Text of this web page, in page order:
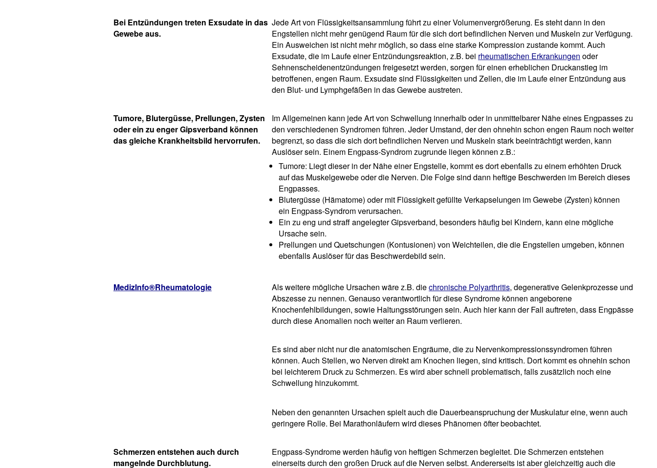
Bei Entzündungen treten Exsudate in das
Gewebe aus.
Jede Art von Flüssigkeitsansammlung führt zu einer Volumenvergrößerung. Es steht dann in den
Engstellen nicht mehr genügend Raum für die sich dort befindlichen Nerven und Muskeln zur Verfügung.
Ein Ausweichen ist nicht mehr möglich, so dass eine starke Kompression zustande kommt. Auch
Exsudate, die im Laufe einer Entzündungsreaktion, z.B. bei rheumatischen Erkrankungen oder
Sehnenscheidenentzündungen freigesetzt werden, sorgen für einen erheblichen Druckanstieg im
betroffenen, engen Raum. Exsudate sind Flüssigkeiten und Zellen, die im Laufe einer Entzündung aus
den Blut- und Lymphgefäßen in das Gewebe austreten.
Tumore, Blutergüsse, Prellungen, Zysten
oder ein zu enger Gipsverband können
das gleiche Krankheitsbild hervorrufen.
Im Allgemeinen kann jede Art von Schwellung innerhalb oder in unmittelbarer Nähe eines Engpasses zu
den verschiedenen Syndromen führen. Jeder Umstand, der den ohnehin schon engen Raum noch weiter
begrenzt, so dass die sich dort befindlichen Nerven und Muskeln stark beeinträchtigt werden, kann
Auslöser sein. Einem Engpass-Syndrom zugrunde liegen können z.B.:
Tumore: Liegt dieser in der Nähe einer Engstelle, kommt es dort ebenfalls zu einem erhöhten Druck
auf das Muskelgewebe oder die Nerven. Die Folge sind dann heftige Beschwerden im Bereich dieses
Engpasses.
Blutergüsse (Hämatome) oder mit Flüssigkeit gefüllte Verkapselungen im Gewebe (Zysten) können
ein Engpass-Syndrom verursachen.
Ein zu eng und straff angelegter Gipsverband, besonders häufig bei Kindern, kann eine mögliche
Ursache sein.
Prellungen und Quetschungen (Kontusionen) von Weichteilen, die die Engstellen umgeben, können
ebenfalls Auslöser für das Beschwerdebild sein.
MedizInfo®Rheumatologie Als weitere mögliche Ursachen wäre z.B. diechronische Polyarthritis, degenerative Gelenkprozesse und
Abszesse zu nennen. Genauso verantwortlich für diese Syndrome können angeborene
Knochenfehlbildungen, sowie Haltungsstörungen sein. Auch hier kann der Fall auftreten, dass Engpässe
durch diese Anomalien noch weiter an Raum verlieren.
Es sind aber nicht nur die anatomischen Engräume, die zu Nervenkompressionssyndromen führen
können. Auch Stellen, wo Nerven direkt am Knochen liegen, sind kritisch. Dort kommt es ohnehin schon
bei leichterem Druck zu Schmerzen. Es wird aber schnell problematisch, falls zusätzlich noch eine
Schwellung hinzukommt.
Neben den genannten Ursachen spielt auch die Dauerbeanspruchung der Muskulatur eine, wenn auch
geringere Rolle. Bei Marathonläufern wird dieses Phänomen öfter beobachtet.
Schmerzen entstehen auch durch
mangelnde Durchblutung.
Engpass-Syndrome werden häufig von heftigen Schmerzen begleitet. Die Schmerzen entstehen
einerseits durch den großen Druck auf die Nerven selbst. Andererseits ist aber gleichzeitig auch die